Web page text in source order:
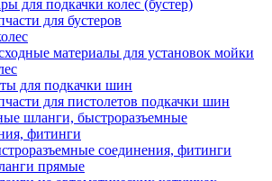
для подкачки колес (бустер)
для бустеров
материалы для установок мойки
для подкачки шин
для пистолетов подкачки шин
шланги, быстроразъемные
фитинги
соединения, фитинги
прямые